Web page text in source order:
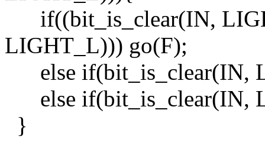
if((bit_is_clear(IN,
LIGHT_L))) go(F);
else if(bit_is_clear(IN,
else if(bit_is_clear(IN,
}